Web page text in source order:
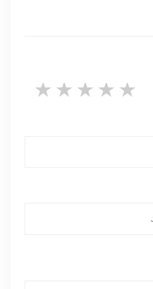
5 stars
4 stars
3 stars
2 stars